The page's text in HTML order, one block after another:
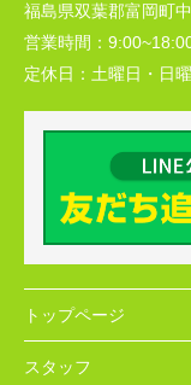
福島県双葉郡富岡町
営業時間：
定休日： 土曜日・日
トップページ
スタッフ